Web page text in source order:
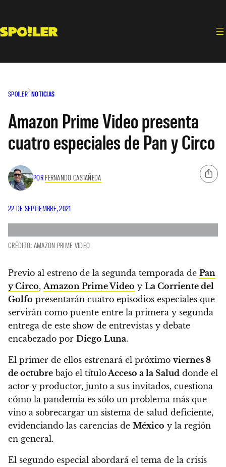
contenido
SPOILER NOTICIAS
Amazon Prime Video presenta
cuatro especiales de Pan y Circo
POR FERNANDO CASTAÑEDA
22 DE SEPTIEMBRE, 2021
CRÉDITO: AMAZON PRIME VIDEO
Previo al estreno de la segunda temporada de Pan
y Circo,Amazon Prime Video y La Corriente del
Golfo presentarán cuatro episodios especiales que
servirán como puente entre la primera y segunda
entrega de este show de entrevistas y debate
encabezado por Diego Luna.
El primer de ellos estrenará el próximo viernes 8
de octubre bajo el títuloAcceso a la Salud donde el
actor y productor, junto a sus invitados, cuestiona
cómo la pandemia es sólo un problema más que
vino a sobrecargar un sistema de salud deficiente,
evidenciando las carencias de México y la región
en general.
El segundo especial abordará el tema de la crisis